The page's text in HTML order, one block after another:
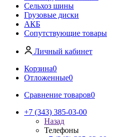
Сельхоз шины
Грузовые диски
АКБ
Сопутствующие товары
Личный кабинет
Корзина0
Отложенные0
Сравнение товаров0
+7 (343) 385-03-00
Назад
Телефоны